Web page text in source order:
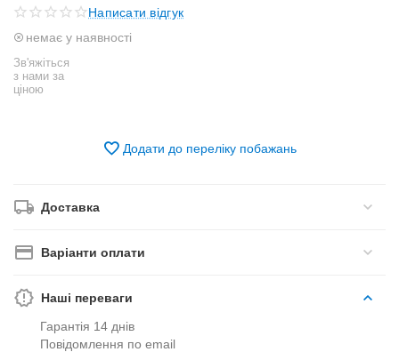
Написати відгук
немає у наявності
Зв'яжіться
з нами за
ціною
Додати до переліку побажань
Доставка
Варіанти оплати
Наші переваги
Гарантія 14 днів
Повідомлення по email